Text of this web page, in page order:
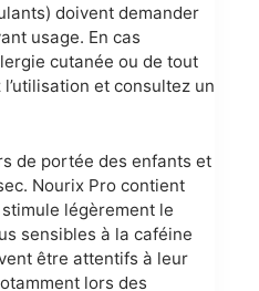
doivent demander
usage. En cas
cutanée ou de tout
et consultez un
de portée des enfants et
Nourix Pro contient
légèrement le
sensibles à la caféine
être attentifs à leur
lors des